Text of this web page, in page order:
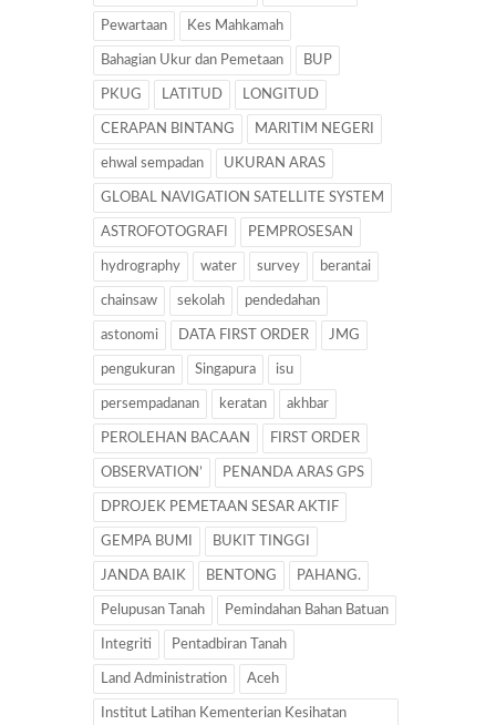
Pewartaan Kes Mahkamah
Bahagian Ukur dan Pemetaan BUP
PKUG LATITUD LONGITUD
CERAPAN BINTANG MARITIM NEGERI
ehwal sempadan UKURAN ARAS
GLOBAL NAVIGATION SATELLITE SYSTEM
ASTROFOTOGRAFI PEMPROSESAN
hydrography water survey berantai
chainsaw sekolah pendedahan
astonomi DATA FIRST ORDER JMG
pengukuran Singapura isu
persempadanan keratan akhbar
PEROLEHAN BACAAN FIRST ORDER
OBSERVATION’ PENANDA ARAS GPS
DPROJEK PEMETAAN SESAR AKTIF
GEMPA BUMI BUKIT TINGGI
JANDA BAIK BENTONG PAHANG.
Pelupusan Tanah Pemindahan Bahan Batuan
Integriti Pentadbiran Tanah
Land Administration Aceh
Institut Latihan Kementerian Kesihatan